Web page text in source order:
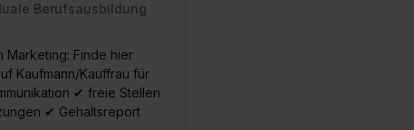
Berufsausbildung
Marketing: Finde hier
Kaufmann/Kauffrau für
✔ freie Stellen
✔ Gehaltsreport